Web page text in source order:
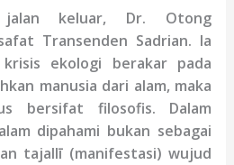
jalan keluar, Dr. Otong
Transenden Sadrian. Ia
ekologi berakar pada
manusia dari alam, maka
bersifat filosofis. Dalam
dipahami bukan sebagai
tajallī (manifestasi) wujud